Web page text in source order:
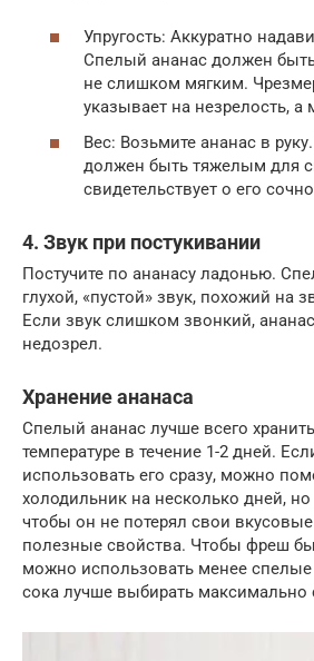
Упругость: Аккуратно
Спелый ананас должен быть
не слишком мягким.
указывает на незрелость, а
Вес: Возьмите ананас в
должен быть тяжелым для
свидетельствует о его
4. Звук при постукивании
Постучите по ананасу ладонью.
глухой, «пустой» звук, похожий на
Если звук слишком звонкий,
недозрел.
Хранение ананаса
Спелый ананас лучше всего
температуре в течение 1-2 дней.
использовать его сразу, можно
холодильник на несколько дней,
чтобы он не потерял свои вкусовые
полезные свойства. Чтобы фреш
можно использовать менее
сока лучше выбирать максимально